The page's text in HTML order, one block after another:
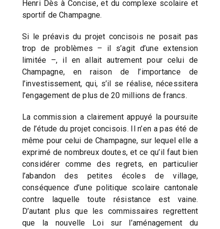
Henri Dès à Concise, et du complexe scolaire et
sportif de Champagne.
Si le préavis du projet concisois ne posait pas
trop de problèmes – il s’agit d’une extension
limitée –, il en allait autrement pour celui de
Champagne, en raison de l’importance de
l’investissement, qui, s’il se réalise, nécessitera
l’engagement de plus de 20 millions de francs.
La commission a clairement appuyé la poursuite
de l’étude du projet concisois. Il n’en a pas été de
même pour celui de Champagne, sur lequel elle a
exprimé de nombreux doutes, et ce qu’il faut bien
considérer comme des regrets, en particulier
l’abandon des petites écoles de village,
conséquence d’une politique scolaire cantonale
contre laquelle toute résistance est vaine.
D’autant plus que les commissaires regrettent
que la nouvelle Loi sur l’aménagement du